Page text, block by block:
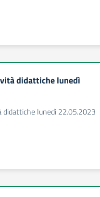
didattiche lunedì
didattiche lunedì 22.05.2023